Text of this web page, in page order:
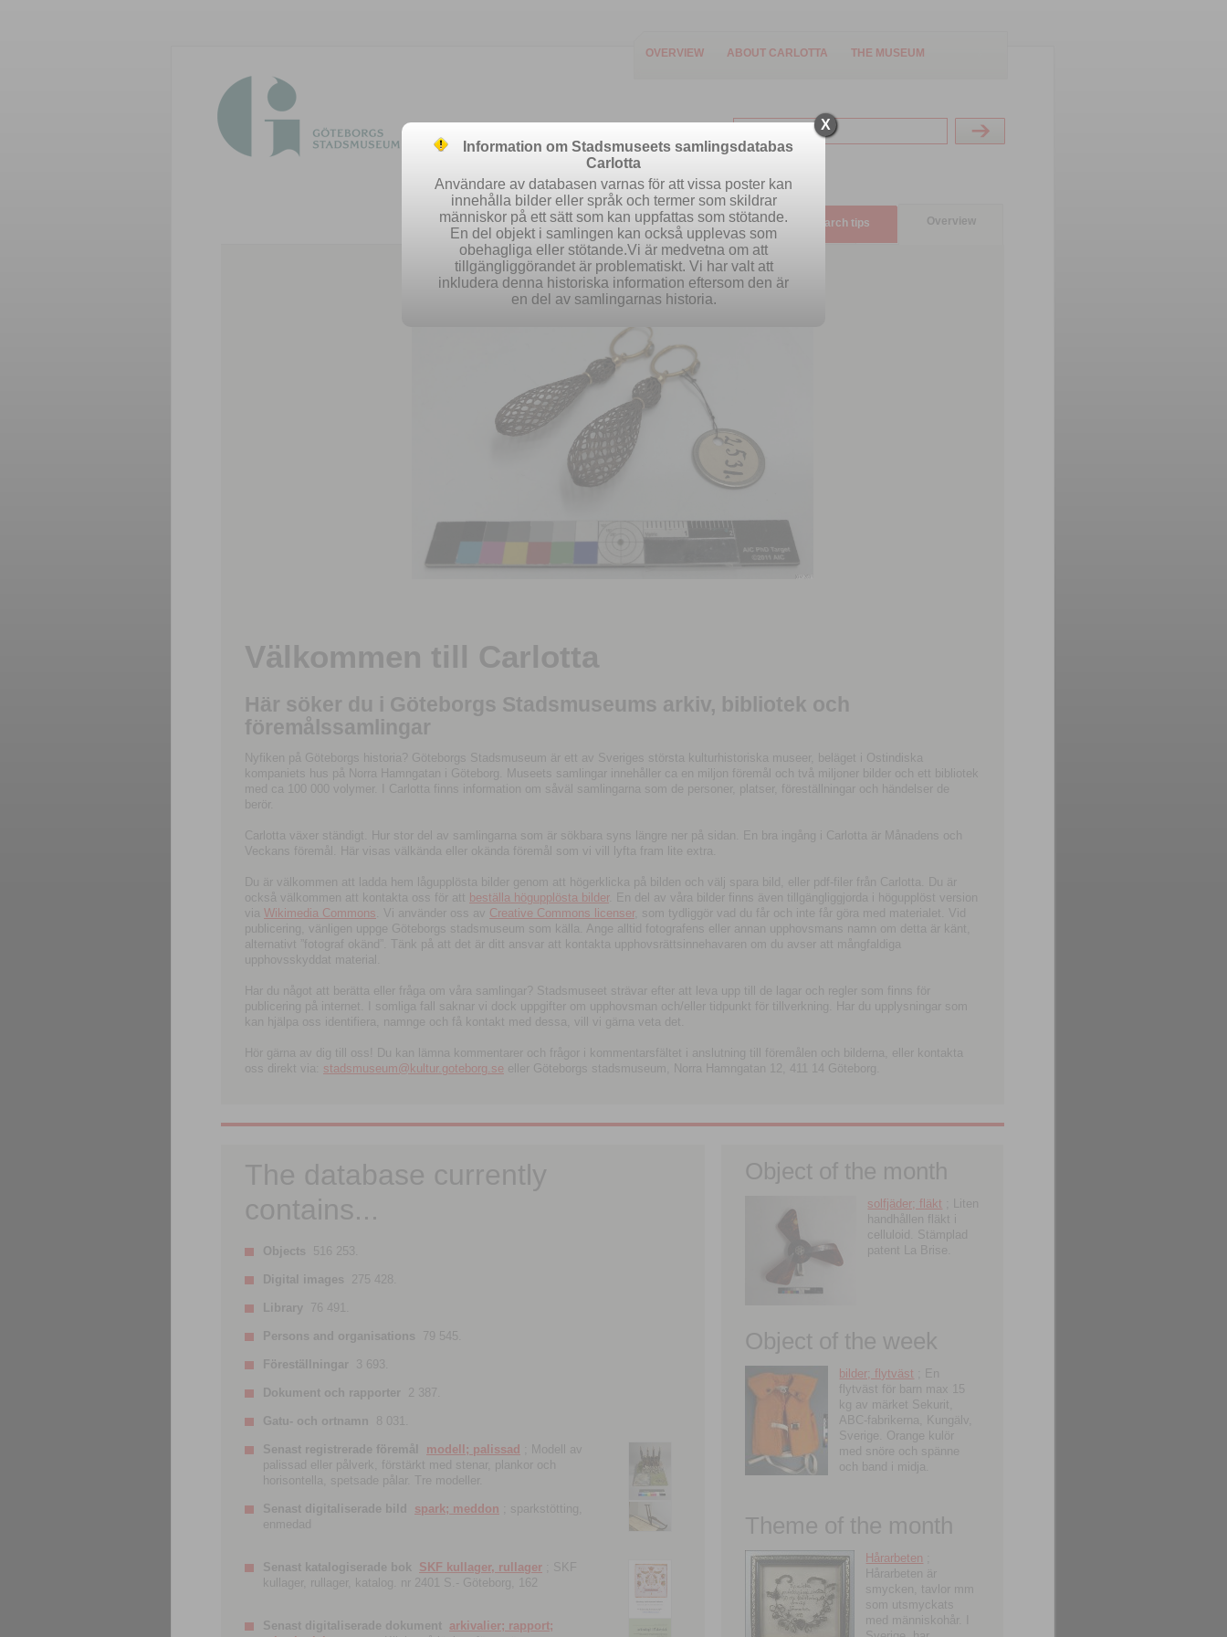
OVERVIEW ABOUT CARLOTTA THE MUSEUM
Easy search Advanced search Search tips Overview
Välkommen till Carlotta
Här söker du i Göteborgs Stadsmuseums arkiv, bibliotek och
föremålssamlingar
Nyfiken på Göteborgs historia? Göteborgs Stadsmuseum är ett av Sveriges största kulturhistoriska museer, beläget i Ostindiska
kompaniets hus på Norra Hamngatan i Göteborg. Museets samlingar innehåller ca en miljon föremål och två miljoner bilder och ett bibliotek
med ca 100 000 volymer. I Carlotta finns information om såväl samlingarna som de personer, platser, föreställningar och händelser de
berör.
Carlotta växer ständigt. Hur stor del av samlingarna som är sökbara syns längre ner på sidan. En bra ingång i Carlotta är Månadens och
Veckans föremål. Här visas välkända eller okända föremål som vi vill lyfta fram lite extra.
Du är välkommen att ladda hem lågupplösta bilder genom att högerklicka på bilden och välj spara bild, eller pdf-filer från Carlotta. Du är
också välkommen att kontakta oss för att beställa högupplösta bilder. En del av våra bilder finns även tillgängliggjorda i högupplöst version
via Wikimedia Commons . Vi använder oss av Creative Commons licenser, som tydliggör vad du får och inte får göra med materialet. Vid
publicering, vänligen uppge Göteborgs stadsmuseum som källa. Ange alltid fotografens eller annan upphovsmans namn om detta är känt,
alternativt ”fotograf okänd”. Tänk på att det är ditt ansvar att kontakta upphovsrättsinnehavaren om du avser att mångfaldiga
upphovsskyddat material.
Har du något att berätta eller fråga om våra samlingar? Stadsmuseet strävar efter att leva upp till de lagar och regler som finns för
publicering på internet. I somliga fall saknar vi dock uppgifter om upphovsman och/eller tidpunkt för tillverkning. Har du upplysningar som
kan hjälpa oss identifiera, namnge och få kontakt med dessa, vill vi gärna veta det.
Hör gärna av dig till oss! Du kan lämna kommentarer och frågor i kommentarsfältet i anslutning till föremålen och bilderna, eller kontakta
oss direkt via: stadsmuseum@kultur.goteborg.se eller Göteborgs stadsmuseum, Norra Hamngatan 12, 411 14 Göteborg.
The database currently
contains...
Objects 516 253.
Digital images 275 428.
Library 76 491.
Persons and organisations 79 545.
Föreställningar 3 693.
Dokument och rapporter 2 387.
Gatu- och ortnamn 8 031.
Senast registrerade föremål modell; palissad
; Modell av
palissad eller pålverk, förstärkt med stenar, plankor och
horisontella, spetsade pålar. Tre modeller.
Senast digitaliserade bild spark; meddon ; sparkstötting,
enmedad
Senast katalogiserade bok SKF kullager, rullager ; SKF
kullager, rullager, katalog. nr 2401 S.- Göteborg, 162
Senast digitaliserade dokument arkivalier; rapport;
Object of the month
solfjäder; fläkt ; Liten
handhållen fläkt i
celluloid. Stämplad
patent La Brise.
Object of the week
bilder; flytväst ; En
flytväst för barn max 15
kg av märket Sekurit,
ABC-fabrikerna, Kungälv,
Sverige. Orange kulör
med snöre och spänne
och band i midja.
Theme of the month
Hårarbeten
Hårarbeten är
smycken, tavlor mm
som utsmyckats
med människohår. I
X
Information om Stadsmuseets samlingsdatabas
Carlotta
Användare av databasen varnas för att vissa poster kan
innehålla bilder eller språk och termer som skildrar
människor på ett sätt som kan uppfattas som stötande.
En del objekt i samlingen kan också upplevas som
obehagliga eller stötande.Vi är medvetna om att
tillgängliggörandet är problematiskt. Vi har valt att
inkludera denna historiska information eftersom den är
en del av samlingarnas historia.